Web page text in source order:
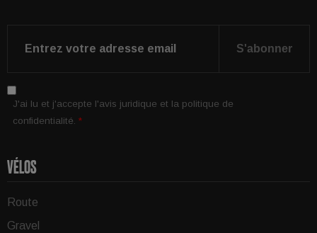
S'abonner
J'ai lu et j'accepte l'avis juridique et la politique de
confidentialité. *
VÉLOS
Route
Gravel